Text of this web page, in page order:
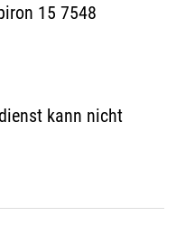
15 7548
kann nicht